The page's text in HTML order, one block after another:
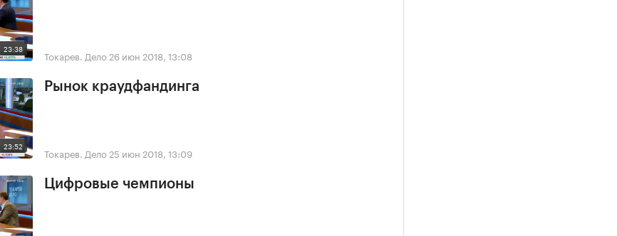
23:38 Токарев. Дело 26 июн 2018, 13:08
23:52
Рынок краудфандинга
Токарев. Дело 25 июн 2018, 13:09
Цифровые чемпионы